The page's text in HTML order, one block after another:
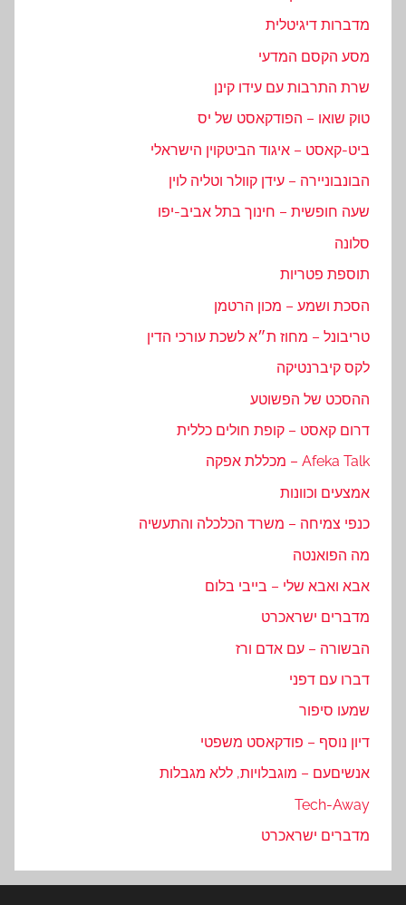
מדברות דיגיטלית
מסע הקסם המדעי
שרת התרבות עם עידו קינן
טוק שואו – הפודקאסט של יס
ביט-קאסט – איגוד הביטקוין הישראלי
הבונבוניירה – עידן קוולר וטליה לוין
שעה חופשית – חינוך בתל אביב-יפו
סלונה
תוספת פטריות
הסכת ושמע – מכון הרטמן
טריבונל – מחוז ת״א לשכת עורכי הדין
לקס קיברנטיקה
ההסכט של הפשוטע
דרום קאסט – קופת חולים כללית
Afeka Talk – מכללת אפקה
אמצעים וכוונות
כנפי צמיחה – משרד הכלכלה והתעשיה
מה הפואנטה
אבא ואבא שלי – בייבי בלום
מדברים ישראכרט
הבשורה – עם אדם ורז
דברו עם דפני
שמעו סיפור
דיון נוסף – פודקאסט משפטי
אנשיםעם – מוגבלויות, ללא מגבלות
Tech-Away
מדברים ישראכרט